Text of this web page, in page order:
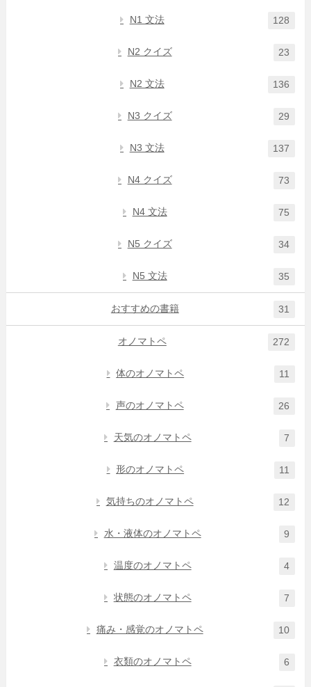
N1 文法 128
N2 クイズ 23
N2 文法 136
N3 クイズ 29
N3 文法 137
N4 クイズ 73
N4 文法 75
N5 クイズ 34
N5 文法 35
おすすめの書籍 31
オノマトペ 272
体のオノマトペ 11
声のオノマトペ 26
天気のオノマトペ 7
形のオノマトペ 11
気持ちのオノマトペ 12
水・液体のオノマトペ 9
温度のオノマトペ 4
状態のオノマトペ 7
痛み・感覚のオノマトペ 10
衣類のオノマトペ 6